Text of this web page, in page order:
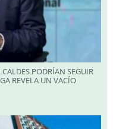
PODRÍAN SEGUIR
REVELA UN VACÍO